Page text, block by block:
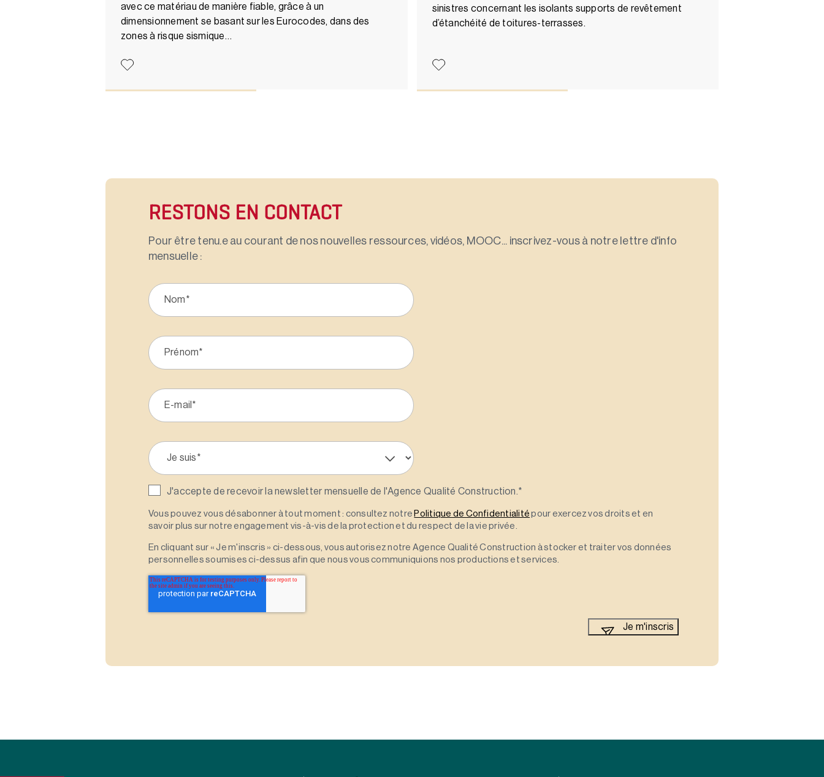
avec ce matériau de manière fiable, grâce à un
dimensionnement se basant sur les Eurocodes, dans des
zones à risque sismique…
sinistres concernant les isolants supports de revêtement
d’étanchéité de toitures-terrasses.
RESTONS EN CONTACT
Pour être tenu.e au courant de nos nouvelles ressources, vidéos, MOOC... inscrivez-vous à notre lettre d'info
mensuelle :
J'accepte de recevoir la newsletter mensuelle de l'Agence Qualité Construction.*
Vous pouvez vous désabonner à tout moment : consultez notre Politique de Confidentialité pour exercez vos droits et en
savoir plus sur notre engagement vis-à-vis de la protection et du respect de la vie privée.
En cliquant sur « Je m'inscris » ci-dessous, vous autorisez notre Agence Qualité Construction à stocker et traiter vos données
personnelles soumises ci-dessus afin que nous vous communiquions nos productions et services.